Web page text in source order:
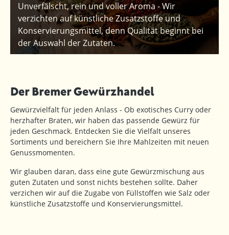
Unverfälscht, rein und voller Aroma - Wir
verzichten auf künstliche Zusatzstoffe und
Konservierungsmittel, denn Qualität beginnt bei
der Auswahl der Zutaten.
Der Bremer Gewürzhandel
Gewürzvielfalt für jeden Anlass - Ob exotisches Curry oder
herzhafter Braten, wir haben das passende Gewürz für
jeden Geschmack. Entdecken Sie die Vielfalt unseres
Sortiments und bereichern Sie Ihre Mahlzeiten mit neuen
Genussmomenten.
Wir glauben daran, dass eine gute Gewürzmischung aus
guten Zutaten und sonst nichts bestehen sollte. Daher
verzichen wir auf die Zugabe von Füllstoffen wie Salz oder
künstliche Zusatzstoffe und Konservierungsmittel.